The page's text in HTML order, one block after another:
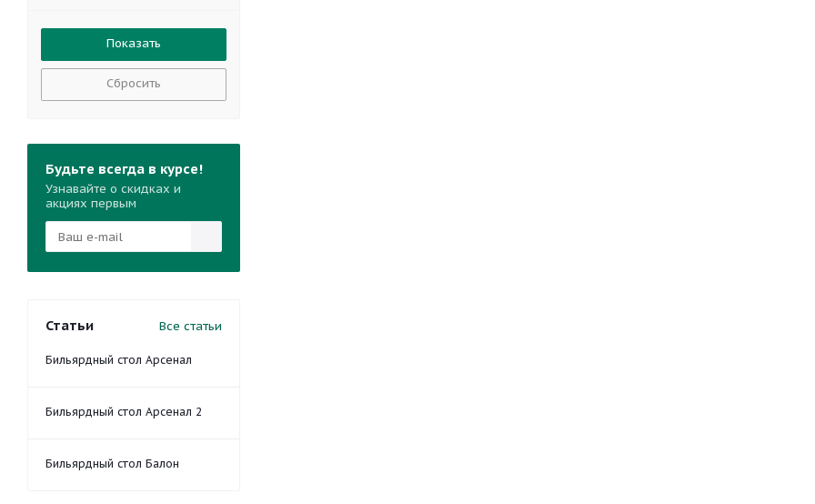
Сбросить
Будьте всегда в курсе!
Узнавайте о скидках и
акциях первым
Статьи Все статьи
Бильярдный стол Арсенал
Бильярдный стол Арсенал 2
Бильярдный стол Балон